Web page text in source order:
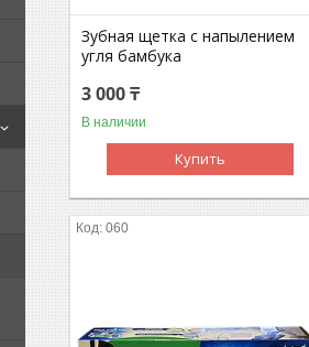
Зубная щетка с напылением
угля бамбука
3 000 ₸
В наличии
Купить
060